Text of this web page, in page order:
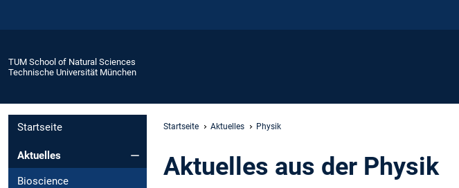
TUM School of Natural Sciences
Technische Universität München
Startseite
Aktuelles
Bioscience
Startseite Aktuelles Physik
Aktuelles aus der Physik